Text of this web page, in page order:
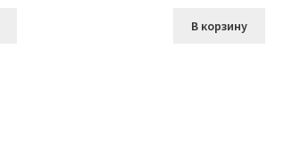
В корзину